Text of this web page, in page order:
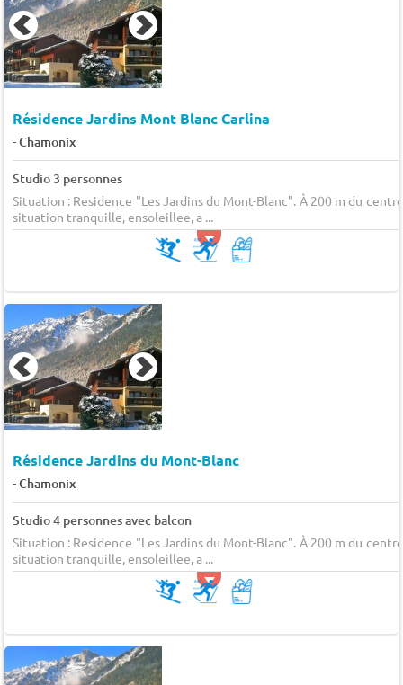
Résidence Jardins Mont Blanc Carlina
-Chamonix
Studio 3 personnes
Situation : Residence "Les Jardins du Mont-Blanc". À 200 m du
situation tranquille, ensoleillee, a ...
Résidence Jardins du Mont-Blanc
-Chamonix
Studio 4 personnes avec balcon
Situation : Residence "Les Jardins du Mont-Blanc". À 200 m du
situation tranquille, ensoleillee, a ...